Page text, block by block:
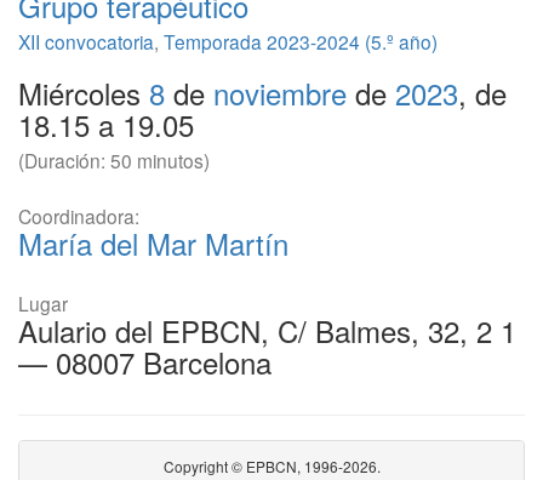
XII convocatoria, Temporada 2023-2024 (5.º año)
Miércoles 8 de noviembre de 2023, de
18.15 a 19.05
(Duración: 50 minutos)
Coordinadora:
María del Mar Martín
Lugar
Aulario del EPBCN, C/ Balmes, 32, 2 1
— 08007 Barcelona
Copyright © EPBCN, 1996-2026.